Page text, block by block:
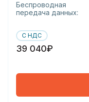
Беспроводная
передача данных:
С НДС
39 040₽